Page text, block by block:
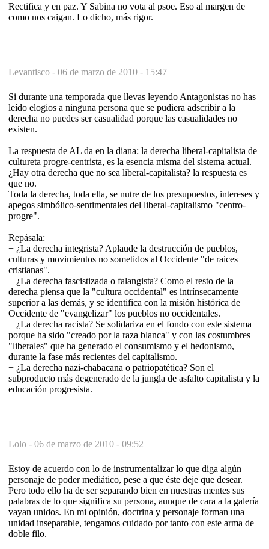
Rectifica y en paz. Y Sabina no vota al psoe. Eso al margen de
como nos caigan. Lo dicho, más rigor.
Levantisco - 06 de marzo de 2010 - 15:47
Si durante una temporada que llevas leyendo Antagonistas no has
leído elogios a ninguna persona que se pudiera adscribir a la
derecha no puedes ser casualidad porque las casualidades no
existen.
La respuesta de AL da en la diana: la derecha liberal-capitalista de
cultureta progre-centrista, es la esencia misma del sistema actual.
¿Hay otra derecha que no sea liberal-capitalista? la respuesta es
que no.
Toda la derecha, toda ella, se nutre de los presupuestos, intereses y
apegos simbólico-sentimentales del liberal-capitalismo "centro-
progre".
Repásala:
+ ¿La derecha integrista? Aplaude la destrucción de pueblos,
culturas y movimientos no sometidos al Occidente "de raices
cristianas".
+ ¿La derecha fascistizada o falangista? Como el resto de la
derecha piensa que la "cultura occidental" es intrínsecamente
superior a las demás, y se identifica con la misión histórica de
Occidente de "evangelizar" los pueblos no occidentales.
+ ¿La derecha racista? Se solidariza en el fondo con este sistema
porque ha sido "creado por la raza blanca" y con las costumbres
"liberales" que ha generado el consumismo y el hedonismo,
durante la fase más recientes del capitalismo.
+ ¿La derecha nazi-chabacana o patriopatética? Son el
subproducto más degenerado de la jungla de asfalto capitalista y la
educación progresista.
Lolo - 06 de marzo de 2010 - 09:52
Estoy de acuerdo con lo de instrumentalizar lo que diga algún
personaje de poder mediático, pese a que éste deje que desear.
Pero todo ello ha de ser separando bien en nuestras mentes sus
palabras de lo que significa su persona, aunque de cara a la galería
vayan unidos. En mi opinión, doctrina y personaje forman una
unidad inseparable, tengamos cuidado por tanto con este arma de
doble filo.